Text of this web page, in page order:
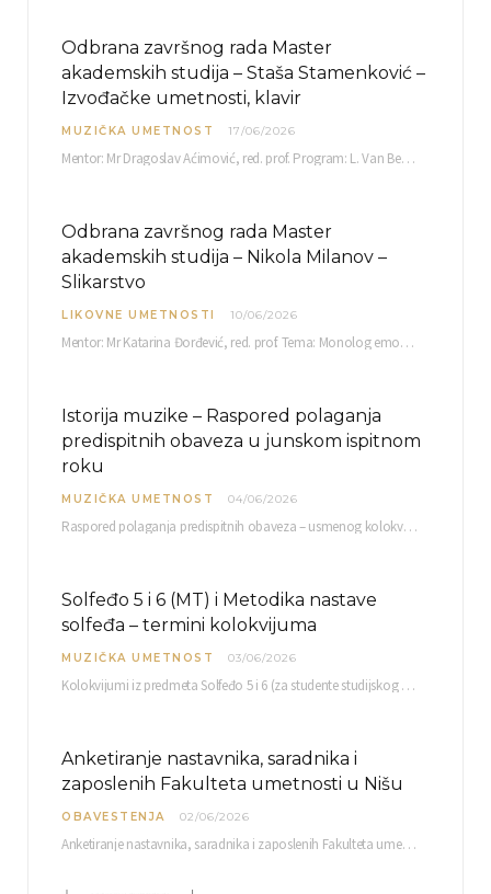
Odbrana završnog rada Master
akademskih studija – Staša Stamenković –
Izvođačke umetnosti, klavir
MUZIČKA UMETNOST 17/06/2026
Mentor: Mr Dragoslav Aćimović, red. prof. Program: L. Van Betoven: Sonata op. 31 br. 2 u…
Odbrana završnog rada Master
akademskih studija – Nikola Milanov –
Slikarstvo
LIKOVNE UMETNOSTI 10/06/2026
Mentor: Mr Katarina Đorđević, red. prof. Tema: Monolog emocija Sreda, 17. 06. 2026. u 15:30 sati Sala br. 12 Fakulteta umetnosti u Nišu, Kneginje…
Istorija muzike – Raspored polaganja
predispitnih obaveza u junskom ispitnom
roku
MUZIČKA UMETNOST 04/06/2026
Raspored polaganja predispitnih obaveza – usmenog kolokvijuma i testa iz slušanja muzike – objavljen je…
Solfeđo 5 i 6 (MT) i Metodika nastave
solfeđa – termini kolokvijuma
MUZIČKA UMETNOST 03/06/2026
Kolokvijumi iz predmeta Solfeđo 5 i 6 (za studente studijskog programa Muzička teorija) i Metodika…
Anketiranje nastavnika, saradnika i
zaposlenih Fakulteta umetnosti u Nišu
OBAVESTENJA 02/06/2026
Anketiranje nastavnika, saradnika i zaposlenih Fakulteta umetnosti u Nišu radi sačinjavanja Izveštaja o samovrednovanju biće…